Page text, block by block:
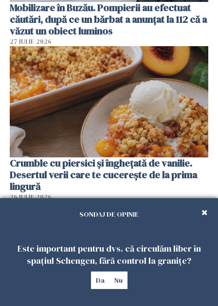
Mobilizare în Buzău. Pompierii au efectuat
căutări, după ce un bărbat a anunțat la 112 că a
văzut un obiect luminos
27 IULIE 2026
Crumble cu piersici și înghețată de vanilie.
Desertul verii care te cucerește de la prima
lingură
26 IULIE 2026
SONDAJ DE OPINIE
Este important pentru dvs. că circulăm liber în
spațiul Schengen, fără control la granițe?
Da Nu